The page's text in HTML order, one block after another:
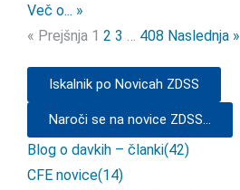
Več o... »
« Prejšnja 1 2 3 408 Naslednja »
Iskalnik po Novicah ZDSS
Naroči se na novice ZDSS...
Blog o davkih – članki(42)
CFE novice(14)